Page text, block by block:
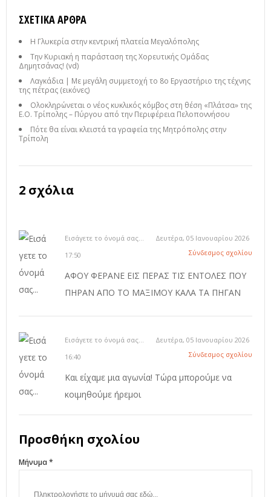
ΣΧΕΤΙΚΆ ΆΡΘΡΑ
Η Γλυκερία στην κεντρική πλατεία Μεγαλόπολης
Την Κυριακή η παράσταση της Χορευτικής Ομάδας
Δημητσάνας! (vd)
Λαγκάδια | Με μεγάλη συμμετοχή το 8ο Εργαστήριο της τέχνης
της πέτρας (εικόνες)
Ολοκληρώνεται ο νέος κυκλικός κόμβος στη θέση «Πλάτσα» της
Ε.Ο. Τρίπολης – Πύργου από την Περιφέρεια Πελοποννήσου
Πότε θα είναι κλειστά τα γραφεία της Μητρόπολης στην
Τρίπολη
2 σχόλια
Εισάγετε το όνομά σας...
Δευτέρα, 05 Ιανουαρίου 2026
17:50
Σύνδεσμος σχολίου
ΑΦΟΥ ΦΕΡΑΝΕ ΕΙΣ ΠΕΡΑΣ ΤΙΣ ΕΝΤΟΛΕΣ ΠΟΥ
ΠΗΡΑΝ ΑΠΟ ΤΟ ΜΑΞΙΜΟΥ ΚΑΛΑ ΤΑ ΠΗΓΑΝ
Εισάγετε το όνομά σας...
Δευτέρα, 05 Ιανουαρίου 2026
16:40
Σύνδεσμος σχολίου
Και είχαμε μια αγωνία! Τώρα μπορούμε να
κοιμηθούμε ήρεμοι
Προσθήκη σχολίου
Μήνυμα *